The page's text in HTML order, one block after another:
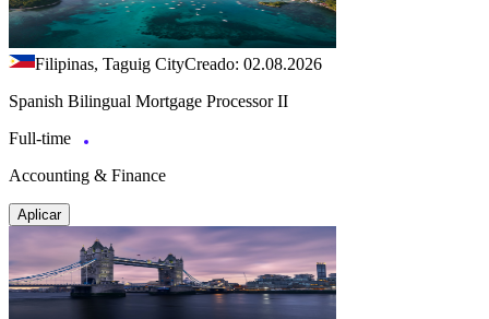
Filipinas, Taguig CityCreado: 02.08.2026
Spanish Bilingual Mortgage Processor II
Full-time
Accounting & Finance
Aplicar